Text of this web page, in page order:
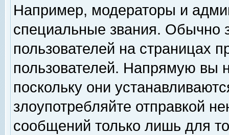
Например, модераторы и
специальные звания. Обычно
пользователей на страницах
пользователей. Напрямую вы
поскольку они
злоупотребляйте отправкой
сообщений только лишь для